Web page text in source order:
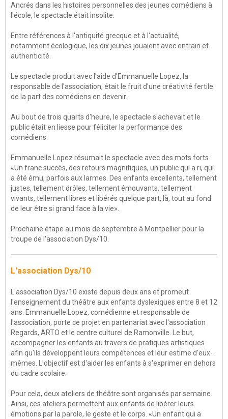
Ancrés dans les histoires personnelles des jeunes comédiens à
l'école, le spectacle était insolite.
Entre références à l'antiquité grecque et à l'actualité,
notamment écologique, les dix jeunes jouaient avec entrain et
authenticité.
Le spectacle produit avec l'aide d'Emmanuelle Lopez, la
responsable de l'association, était le fruit d'une créativité fertile
de la part des comédiens en devenir.
Au bout de trois quarts d'heure, le spectacle s'achevait et le
public était en liesse pour féliciter la performance des
comédiens.
Emmanuelle Lopez résumait le spectacle avec des mots forts :
«Un franc succès, des retours magnifiques, un public qui a ri, qui
a été ému, parfois aux larmes. Des enfants excellents, tellement
justes, tellement drôles, tellement émouvants, tellement
vivants, tellement libres et libérés quelque part, là, tout au fond
de leur être si grand face à la vie».
Prochaine étape au mois de septembre à Montpellier pour la
troupe de l'association Dys/10.
L'association Dys/10
L'association Dys/10 existe depuis deux ans et promeut
l'enseignement du théâtre aux enfants dyslexiques entre 8 et 12
ans. Emmanuelle Lopez, comédienne et responsable de
l'association, porte ce projet en partenariat avec l'association
Regards, ARTO et le centre culturel de Ramonville. Le but,
accompagner les enfants au travers de pratiques artistiques
afin qu'ils développent leurs compétences et leur estime d'eux-
mêmes. L'objectif est d'aider les enfants à s'exprimer en dehors
du cadre scolaire.
Pour cela, deux ateliers de théâtre sont organisés par semaine.
Ainsi, ces ateliers permettent aux enfants de libérer leurs
émotions par la parole, le geste et le corps. «Un enfant qui a